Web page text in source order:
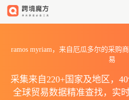
ramos myriam，来自厄瓜多尔的采购
易
采集来自220+国家及地区，
全球贸易数据精准查找，实